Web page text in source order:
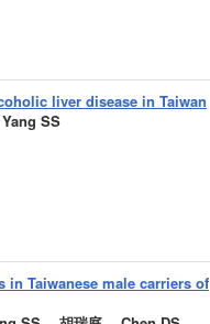
liver disease in Taiwan
SS
in Taiwanese male carriers of